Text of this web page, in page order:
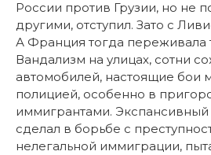
России против Грузии, но не
другими, отступил. Зато с
А Франция тогда переживала
Вандализм на улицах, сотни
автомобилей, настоящие бои
полицией, особенно в
иммигрантами.
сделал в борьбе с
нелегальной иммиграции,